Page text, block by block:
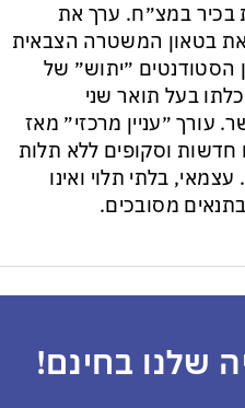
בכיר במצ״ח. ערך את
ואת בטאון המשטרה הצבאית
״יתוש״ של
בעל תואר שני
עורך ״עניין מרכזי״ מאז
חדשות וסקופים ללא תלות
בלתי תלוי ואינו
מסובכים.
שלנו בחינם!